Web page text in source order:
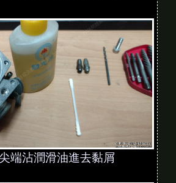
端沾潤滑油進去黏屑